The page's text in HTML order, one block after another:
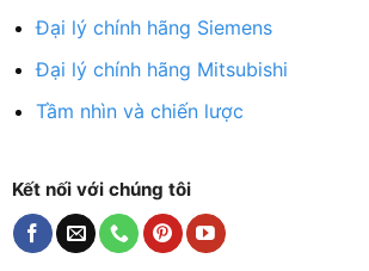
Đại lý chính hãng Siemens
Đại lý chính hãng Mitsubishi
Tầm nhìn và chiến lược
Kết nối với chúng tôi